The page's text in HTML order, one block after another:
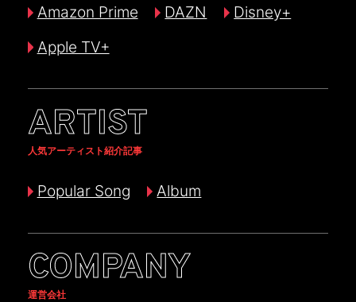
Amazon Prime
DAZN
Disney+
Apple TV+
ARTIST
人気アーティスト紹介記事
Popular Song Album
COMPANY
運営会社